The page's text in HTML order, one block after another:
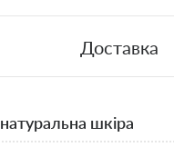
Доставка
натуральна шкіра